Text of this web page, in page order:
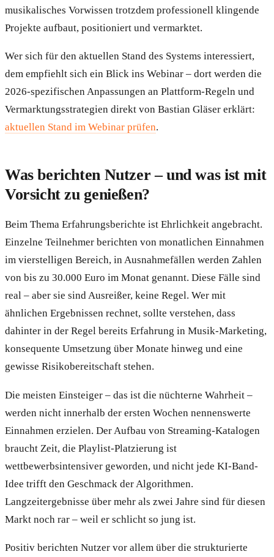
musikalisches Vorwissen trotzdem professionell klingende
Projekte aufbaut, positioniert und vermarktet.
Wer sich für den aktuellen Stand des Systems interessiert,
dem empfiehlt sich ein Blick ins Webinar – dort werden die
2026-spezifischen Anpassungen an Plattform-Regeln und
Vermarktungsstrategien direkt von Bastian Gläser erklärt:
aktuellen Stand im Webinar prüfen.
Was berichten Nutzer – und was ist mit
Vorsicht zu genießen?
Beim Thema Erfahrungsberichte ist Ehrlichkeit angebracht.
Einzelne Teilnehmer berichten von monatlichen Einnahmen
im vierstelligen Bereich, in Ausnahmefällen werden Zahlen
von bis zu 30.000 Euro im Monat genannt. Diese Fälle sind
real – aber sie sind Ausreißer, keine Regel. Wer mit
ähnlichen Ergebnissen rechnet, sollte verstehen, dass
dahinter in der Regel bereits Erfahrung in Musik-Marketing,
konsequente Umsetzung über Monate hinweg und eine
gewisse Risikobereitschaft stehen.
Die meisten Einsteiger – das ist die nüchterne Wahrheit –
werden nicht innerhalb der ersten Wochen nennenswerte
Einnahmen erzielen. Der Aufbau von Streaming-Katalogen
braucht Zeit, die Playlist-Platzierung ist
wettbewerbsintensiver geworden, und nicht jede KI-Band-
Idee trifft den Geschmack der Algorithmen.
Langzeitergebnisse über mehr als zwei Jahre sind für diesen
Markt noch rar – weil er schlicht so jung ist.
Positiv berichten Nutzer vor allem über die strukturierte